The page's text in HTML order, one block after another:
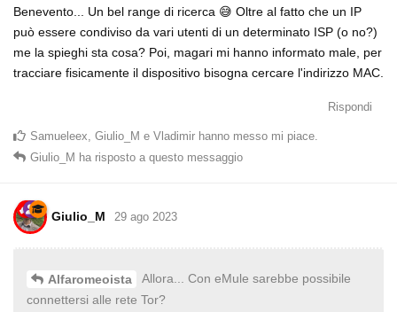
Benevento... Un bel range di ricerca 😅 Oltre al fatto che un IP
può essere condiviso da vari utenti di un determinato ISP (o no?)
me la spieghi sta cosa? Poi, magari mi hanno informato male, per
tracciare fisicamente il dispositivo bisogna cercare l'indirizzo MAC.
Rispondi
Samueleex, Giulio_M e Vladimir hanno messo mi piace.
Giulio_M ha risposto a questo messaggio
Giulio_M 29 ago 2023
Alfaromeoista
Allora... Con eMule sarebbe possibile
connettersi alle rete Tor?